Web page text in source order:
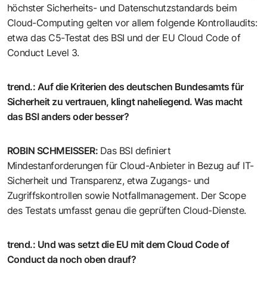
höchster Sicherheits- und Datenschutzstandards beim
Cloud-Computing gelten vor allem folgende Kontrollaudits:
etwa das C5-Testat des BSI und der EU Cloud Code of
Conduct Level 3.
trend.: Auf die Kriterien des deutschen Bundesamts für
Sicherheit zu vertrauen, klingt naheliegend. Was macht
das BSI anders oder besser?
ROBIN SCHMEISSER: Das BSI definiert
Mindestanforderungen für Cloud-Anbieter in Bezug auf IT-
Sicherheit und Transparenz, etwa Zugangs- und
Zugriffskontrollen sowie Notfallmanagement. Der Scope
des Testats umfasst genau die geprüften Cloud-Dienste.
trend.: Und was setzt die EU mit dem Cloud Code of
Conduct da noch oben drauf?